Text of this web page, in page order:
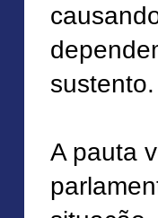
sustento.
A pauta